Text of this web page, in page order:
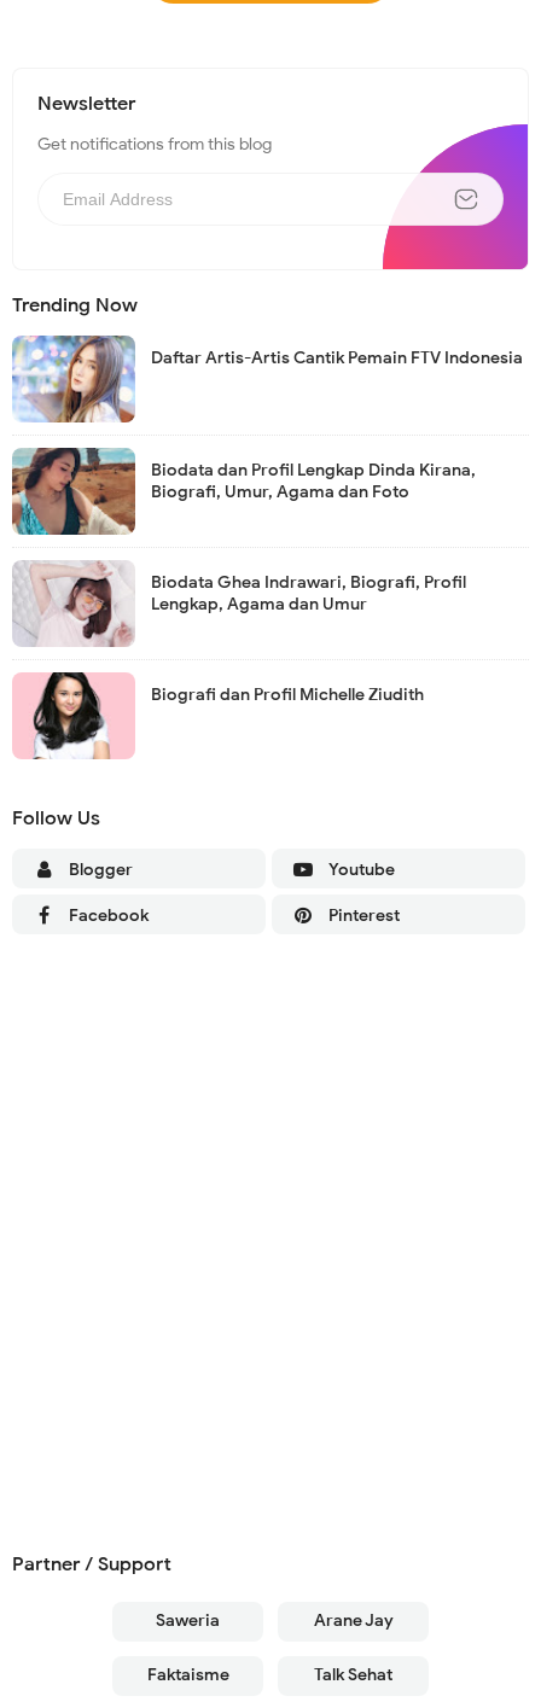
Newsletter
Get notifications from this blog
Trending Now
Daftar Artis-Artis Cantik Pemain FTV Indonesia
Biodata dan Profil Lengkap Dinda Kirana,
Biografi, Umur, Agama dan Foto
Biodata Ghea Indrawari, Biografi, Profil
Lengkap, Agama dan Umur
Biografi dan Profil Michelle Ziudith
Follow Us
Blogger Youtube
Facebook Pinterest
Partner / Support
Saweria Arane Jay
Faktaisme Talk Sehat